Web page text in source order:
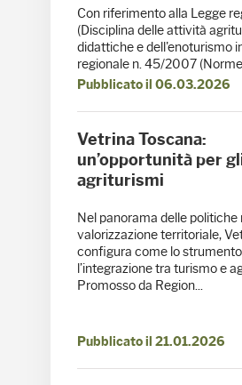
Con riferimento alla Legge
(Disciplina delle attività
didattiche e dell'enoturismo
regionale n. 45/2007
Pubblicato il 06.03.2026
Vetrina Toscana:
un’opportunità per
agriturismi
Nel panorama delle politiche
valorizzazione territoriale,
configura come lo
l’integrazione tra turismo e
Promosso da Region...
Pubblicato il 21.01.2026